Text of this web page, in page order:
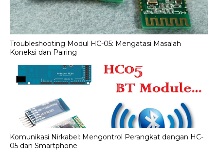
Troubleshooting Modul HC-05: Mengatasi Masalah
Koneksi dan Pairing
Komunikasi Nirkabel: Mengontrol Perangkat dengan HC-
05 dan Smartphone